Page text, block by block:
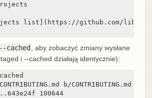
list](https://github.com/libgit2/
, aby zobaczyć zmiany wysłane
i --cached działają identycznie):
b/CONTRIBUTING.md
100644